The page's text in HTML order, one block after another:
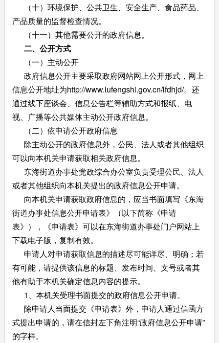
（十）环境保护、公共卫生、安全生产、食品药品、
产品质量的监督检查情况。
（十一）其他需要公开的政府信息。
二、公开方式
（一）主动公开
政府信息公开主要采取政府网站网上公开形式，网上
信息公开地址为http://www.lufengshi.gov.cn/lfdhjd/。还
通过线下座谈会、信息公告栏等辅助方式和报纸、电
视、广播等公共媒体主动公开政府信息。
（二）依申请公开政府信息
除主动公开的政府信息外，公民、法人或者其他组织
可以向本机关申请获取相关政府信息。
东海街道办事处党政综合办公室负责受理公民、法人
或者其他组织向本机关提出的政府信息公开申请。
向本机关申请获取政府信息的，应当书面填写《东海
街道办事处信息公开申请表》（以下简称《申请
表》），《申请表》可以在东海街道办事处门户网站上
下载电子版，复制有效。
申请人对申请获取信息的描述尽可能详尽、明确；若
有可能，请提供该信息的标题、发布时间、文号或者其
他有助于本机关确定信息内容的提示。
1、本机关受理书面提交的政府信息公开申请。
除申请人当面提交《申请表》外，申请人通过信函方
式提出申请的，请在信封左下角注明“政府信息公开申请”
的字样。